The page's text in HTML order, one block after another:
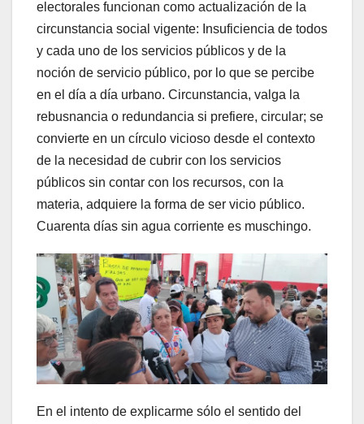
electorales funcionan como actualización de la
circunstancia social vigente: Insuficiencia de todos
y cada uno de los servicios públicos y de la
noción de servicio público, por lo que se percibe
en el día a día urbano. Circunstancia, valga la
rebusnancia o redundancia si prefiere, circular; se
convierte en un círculo vicioso desde el contexto
de la necesidad de cubrir con los servicios
públicos sin contar con los recursos, con la
materia, adquiere la forma de ser vicio público.
Cuarenta días sin agua corriente es muschingo.
En el intento de explicarme sólo el sentido del